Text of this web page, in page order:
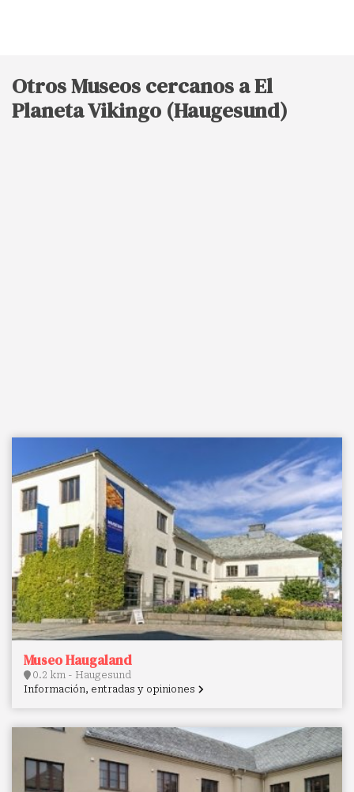
Otros Museos cercanos a El
Planeta Vikingo (Haugesund)
Museo Haugaland
0.2 km - Haugesund
Información, entradas y opiniones